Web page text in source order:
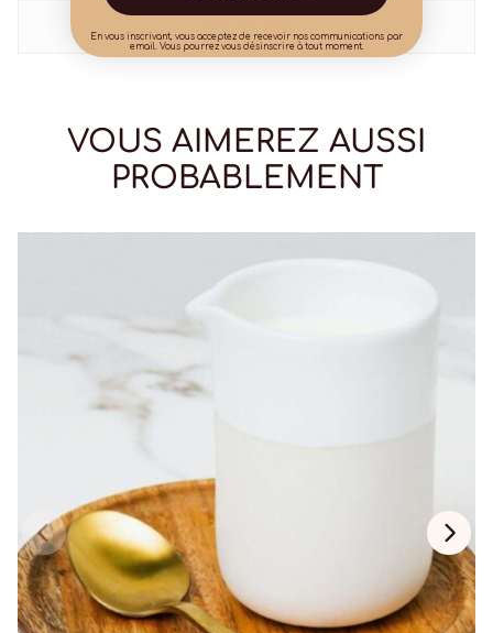
VOUS AIMEREZ AUSSI
PROBABLEMENT
En vous inscrivant, vous acceptez de recevoir nos communications par
email. Vous pourrez vous désinscrire à tout moment.